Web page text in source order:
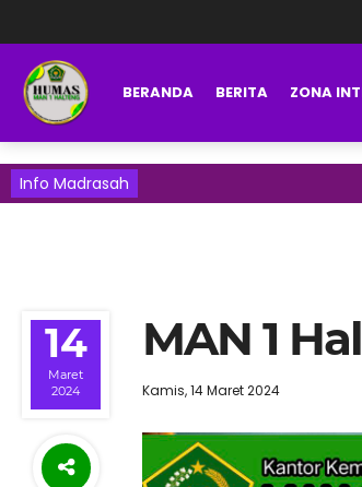
BERANDA BERITA ZONA
Info Madrasah
14
Maret
2024
MAN 1
Kamis, 14 Maret 2024